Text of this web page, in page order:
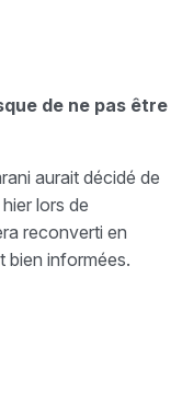
de ne pas être
aurait décidé de
lors de
reconverti en
bien informées.